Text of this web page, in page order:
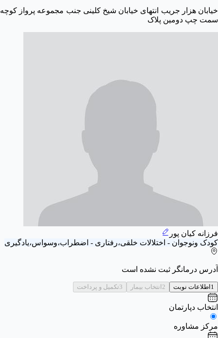
خیابان هزار جریب انتهای خیابان شیخ کلینی جنب مجموعه پرواز کوچه
سمت چپ دومین پلاک
فرزانه کیان پور
کودک ونوجوان - اختلالات خلقی،رفتاری - اضطراب،وسواس،یادگیری
آدرس درمانگر ثبت نشده است
1اطلاعات نوبت 2انتخاب بیمار 3تکمیل و پرداخت
انتخاب دپارتمان
مرکز مشاوره